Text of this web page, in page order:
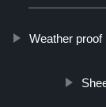
Weather